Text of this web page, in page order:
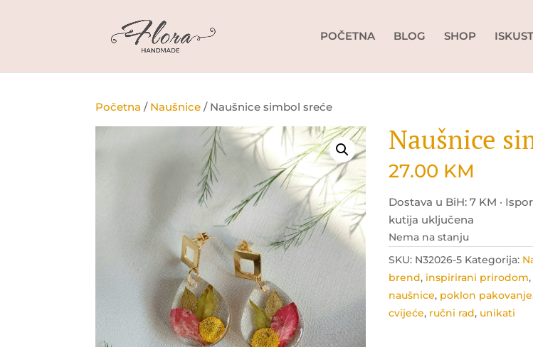
POČETNA BLOG SHOP
Početna / Naušnice / Naušnice simbol sreće
Naušnice
27.00 KM
Dostava u BiH: 7 KM ·
kutija uključena
Nema na stanju
SKU: N32026-5 Kategorija:
brend, inspirirani prirodom,
naušnice, poklon pakovanje
cvijeće, ručni rad, unikati